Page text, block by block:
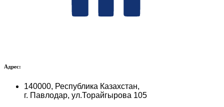
Адрес:
140000, Республика Казахстан,
г. Павлодар, ул.Торайгырова 105